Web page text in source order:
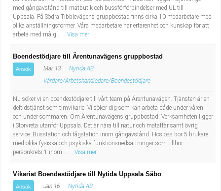
med gångavstånd till matbutik och bussförförbindelser med UL till
Uppsala. På Södra Tibblevägens gruppbostad finns cirka 10 medarbetare med
olika anställningsformer. Våra medarbetare har erfarenhet och kunskap för att
arbeta med målg...
Visa mer
Boendestödjare till Ärentunavägens gruppbostad
Ansök Mar 13
Nytida AB
Vårdare/Arbetshandledare/Boendestödjare
Nu söker vi en boendestödjare till vårt team på Ärentunavägen. Tjänsten är en
deltidstjänst som timvikarie. Vi söker dig som kan arbeta både under våren
och under sommaren. Om Ärentunavägens gruppbostad: Verksamheten ligger
i Storvreta utanför Uppsala. Det är nära till natur och mataffär samt övrig
service. Busstation och tågstation inom gångavstånd. Hos oss bor 5 brukare
med olika fysiska och psykiska funktionsnedsättningar som tillhör
personkrets 1 inom ...
Visa mer
Vikariat Boendestödjare till Nytida Uppsala Säbo
Ansök Jan 16
Nytida AB